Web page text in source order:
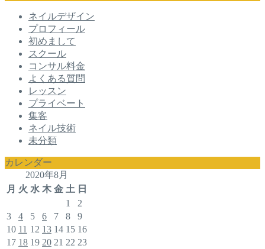
ネイルデザイン
プロフィール
初めまして
スクール
コンサル料金
よくある質問
レッスン
プライベート
集客
ネイル技術
未分類
カレンダー
2020年8月
月 火 水 木 金 土 日
1
2
3
4 5 6 7 8
9
10 11 12 13 14 15 16
17 18 19 20 21 22 23